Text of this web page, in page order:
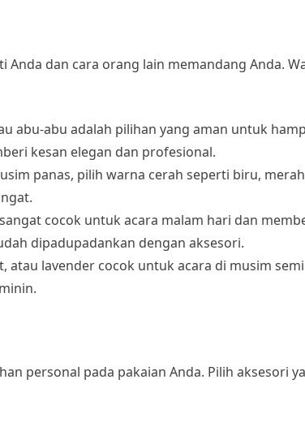
dan cara orang lain memandang Anda.
abu-abu adalah pilihan yang aman untuk
kesan elegan dan profesional.
panas, pilih warna cerah seperti biru,
cocok untuk acara malam hari dan
dipadupadankan dengan aksesori.
atau lavender cocok untuk acara di musim
personal pada pakaian Anda. Pilih aksesori